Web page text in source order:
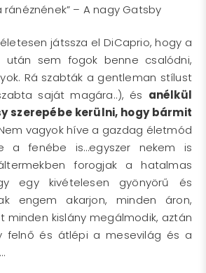
ránéznének” – A nagy Gatsby
játssza el DiCaprio, hogy a
után sem fogok benne csalódni,
Rá szabták a gentleman stílust
saját magára..), és anélkül
szerepébe kerülni, hogy bármit
vagyok híve a gazdag életmód
a fenébe is…egyszer nekem is
forogjak a hatalmas
egy kivételesen gyönyörű és
engem akarjon, minden áron,
minden kislány megálmodik, aztán
felnő és átlépi a mesevilág és a